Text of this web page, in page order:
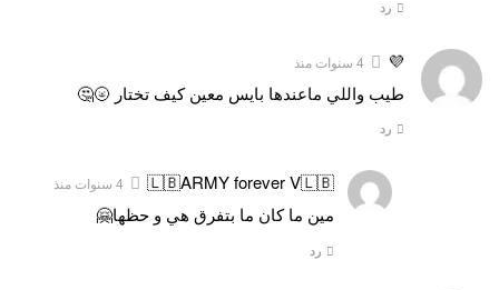
رد
💜 4 سنوات منذ
طيب واللي ماعندها بايس معين كيف تختار 🌝🤔
رد
🇱🇧ARMY forever V🇱🇧 4 سنوات منذ
مين ما كان ما بتفرق هي و حظها🤗
رد